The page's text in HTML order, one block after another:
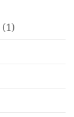
(1)